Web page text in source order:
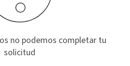
no podemos completar tu
solicitud